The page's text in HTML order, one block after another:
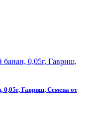
Гавриш, Семена от